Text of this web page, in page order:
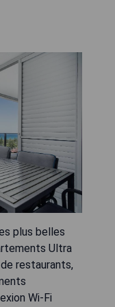
plus belles
Ultra
restaurants,
Wi-Fi